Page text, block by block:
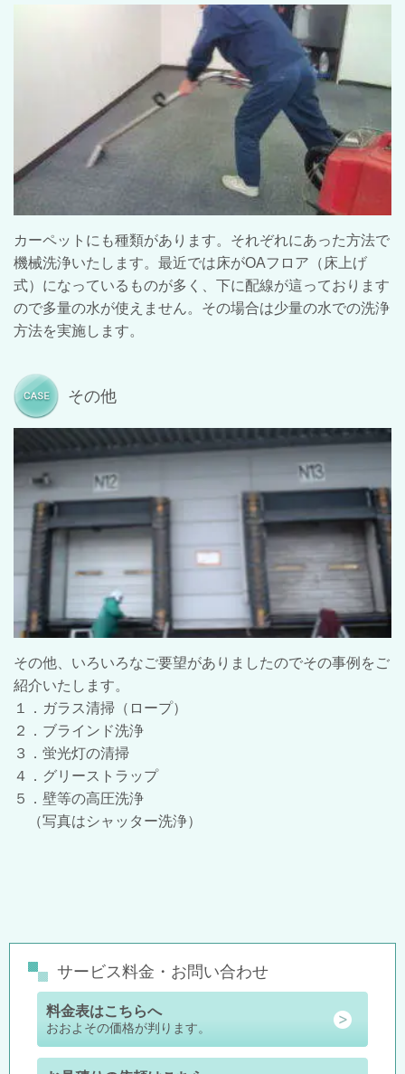
カーペットにも種類があります。それぞれにあった方法で
機械洗浄いたします。最近では床がOAフロア（床上げ
式）になっているものが多く、下に配線が這っております
ので多量の水が使えません。その場合は少量の水での洗浄
方法を実施します。
その他
その他、いろいろなご要望がありましたのでその事例をご
紹介いたします。
１．ガラス清掃（ロープ）
２．ブラインド洗浄
３．蛍光灯の清掃
４．グリーストラップ
５．壁等の高圧洗浄
（写真はシャッター洗浄）
サービス料金・お問い合わせ
料金表はこちらへ
おおよその価格が判ります。